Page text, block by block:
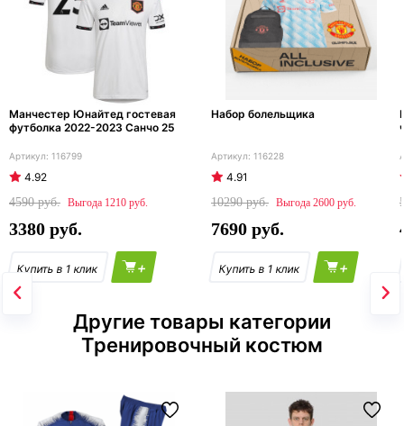
Манчестер Юнайтед гостевая
футболка 2022-2023 Санчо 25
116799
4.92
4590
1210
3380
+
Набор болельщика
116228
4.91
10290
2600
7690
+
Другие товары категории
Тренировочный костюм